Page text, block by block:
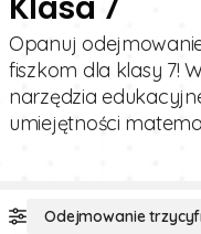
Opanuj
fiszkom dla klasy 7!
narzędzia
umiejętności
Odejmowanie